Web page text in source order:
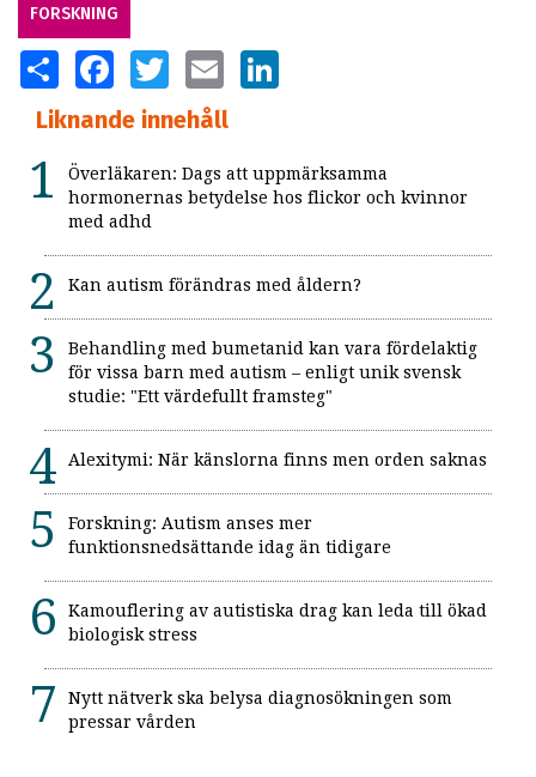
FORSKNING
SHARE FACEBOOKTWITTER EMAIL
Liknande innehåll
Överläkaren: Dags att uppmärksamma
hormonernas betydelse hos flickor och kvinnor
med adhd
Kan autism förändras med åldern?
Behandling med bumetanid kan vara fördelaktig
för vissa barn med autism – enligt unik svensk
studie: "Ett värdefullt framsteg"
Alexitymi: När känslorna finns men orden saknas
Forskning: Autism anses mer
funktionsnedsättande idag än tidigare
Kamouflering av autistiska drag kan leda till ökad
biologisk stress
Nytt nätverk ska belysa diagnosökningen som
pressar vården